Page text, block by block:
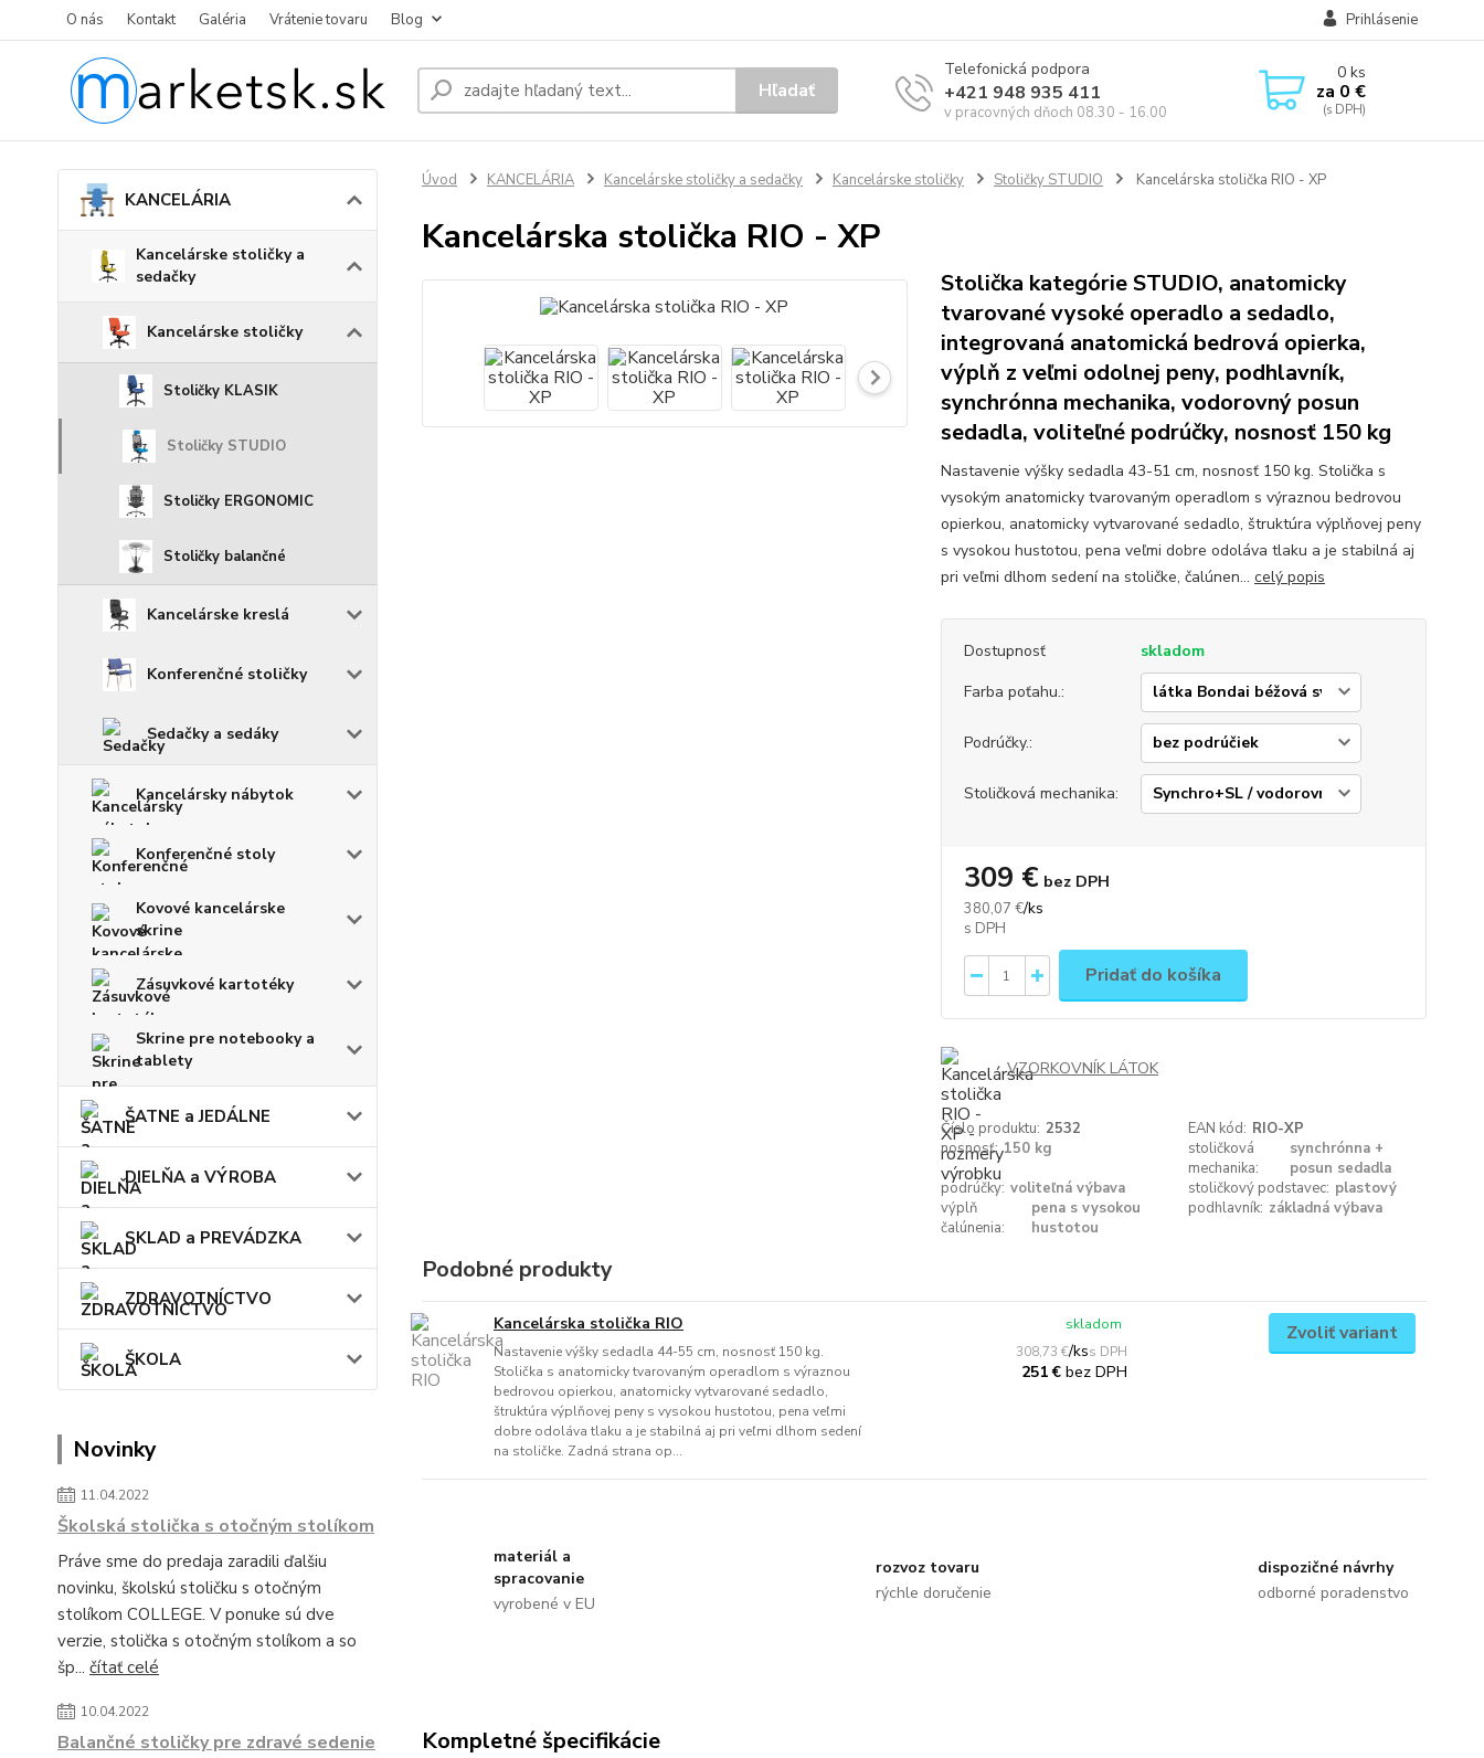
O nás Kontakt Galéria Vrátenie tovaru Blog Prihlásenie
Hľadať
Telefonická podpora
+421 948 935 411
v pracovných dňoch 08.30 - 16.00
0ks
za 0 €
KANCELÁRIA
Kancelárske stoličky a
sedačky
Kancelárske stoličky
Stoličky KLASIK
Stoličky STUDIO
Stoličky ERGONOMIC
Stoličky balančné
Kancelárske kreslá
Konferenčné stoličky
Sedačky a sedáky
Kancelársky nábytok
Konferenčné stoly
Kovové kancelárske
skrine
Zásuvkové kartotéky
Skrine pre notebooky a
tablety
ŠATNE a JEDÁLNE
DIELŇA a VÝROBA
SKLAD a PREVÁDZKA
ZDRAVOTNÍCTVO
ŠKOLA
Novinky
11.04.2022
Školská stolička s otočným stolíkom
Práve sme do predaja zaradili ďalšiu
novinku, školskú stoličku s otočným
stolíkom COLLEGE. V ponuke sú dve
verzie, stolička s otočným stolíkom a so
šp... čítať celé
10.04.2022
Balančné stoličky pre zdravé sedenie
Úvod KANCELÁRIA Kancelárske stoličky a sedačky Kancelárske stoličky Stoličky STUDIO Kancelárska stolička RIO - XP
Kancelárska stolička RIO - XP
Stolička kategórie STUDIO, anatomicky
tvarované vysoké operadlo a sedadlo,
integrovaná anatomická bedrová opierka,
výplň z veľmi odolnej peny, podhlavník,
synchrónna mechanika, vodorovný posun
sedadla, voliteľné podrúčky, nosnosť 150 kg
Nastavenie výšky sedadla 43-51 cm, nosnosť 150 kg. Stolička s
vysokým anatomicky tvarovaným operadlom s výraznou bedrovou
opierkou, anatomicky vytvarované sedadlo, štruktúra výplňovej peny
s vysokou hustotou, pena veľmi dobre odoláva tlaku a je stabilná aj
pri veľmi dlhom sedení na stoličke, čalúnen... celý popis
Dostupnosť
skladom
Farba poťahu.:
Podrúčky.:
Stoličková mechanika:
380,07 €/ks
309 € bez DPH
Pridať do košíka
VZORKOVNÍK LÁTOK
Číslo produktu: 2532 EAN kód: RIO-XP
nosnosť: 150 kg
stoličková
mechanika:
synchrónna +
posun sedadla
podrúčky: voliteľná výbava stoličkový podstavec: plastový
výplň
čalúnenia:
pena s vysokou
hustotou
podhlavník: základná výbava
Podobné produkty
Kancelárska stolička RIO
Nastavenie výšky sedadla 44-55 cm, nosnosť 150 kg.
Stolička s anatomicky tvarovaným operadlom s výraznou
bedrovou opierkou, anatomicky vytvarované sedadlo,
štruktúra výplňovej peny s vysokou hustotou, pena veľmi
dobre odoláva tlaku a je stabilná aj pri veľmi dlhom sedení
na stoličke. Zadná strana op...
308,73 €/ks
251 €bez DPH
skladom Zvoliť variant
materiál a
spracovanie
vyrobené v EU
rozvoz tovaru
rýchle doručenie
dispozičné návrhy
odborné poradenstvo
Kompletné špecifikácie